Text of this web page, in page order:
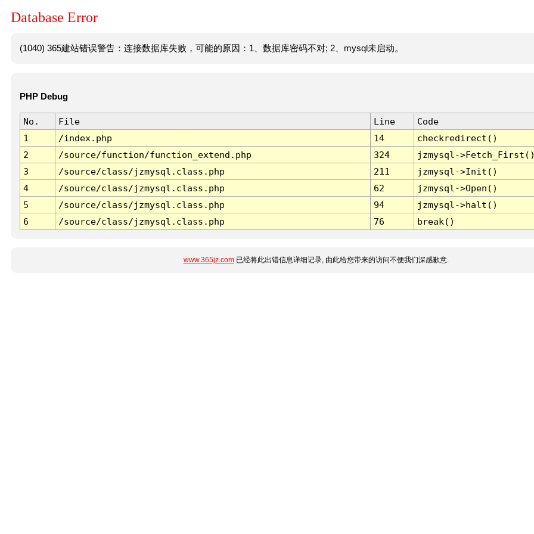
Database Error
(1040) 365建站错误警告：连接数据库失败，可能的原因：1、数据库密码不对; 2、mysql未启动。
PHP Debug
No. File Line
Code
1
/index.php 14
checkredirect()
2
/source/function/function_extend.php 324
jzmysql-
3
/source/class/jzmysql.class.php 211
jzmysql->Init()
4
/source/class/jzmysql.class.php 62
jzmysql->Open()
5
/source/class/jzmysql.class.php 94
jzmysql->halt()
6
/source/class/jzmysql.class.php 76 break()
www.365jz.com已经将此出错信息详细记录, 由此给您带来的访问不便我们深感歉意.